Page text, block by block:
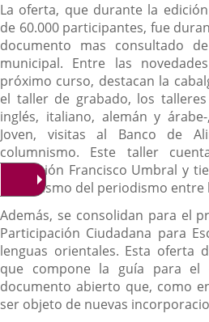
La oferta, que durante la
de 60.000 participantes, fue
documento mas consultado
municipal. Entre las
próximo curso, destacan la
el taller de grabado, los
inglés, italiano, alemán y
Joven, visitas al Banco de
columnismo. Este taller
Fundación Francisco Umbral y
entusiasmo del periodismo entre
Además, se consolidan para el
Participación Ciudadana para
lenguas orientales. Esta oferta
que compone la guía para el
documento abierto que, como
ser objeto de nuevas